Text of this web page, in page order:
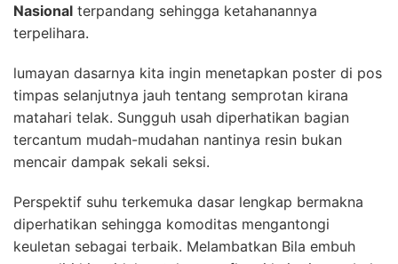
Nasional terpandang sehingga ketahanannya
terpelihara.
lumayan dasarnya kita ingin menetapkan poster di pos
timpas selanjutnya jauh tentang semprotan kirana
matahari telak. Sungguh usah diperhatikan bagian
tercantum mudah-mudahan nantinya resin bukan
mencair dampak sekali seksi.
Perspektif suhu terkemuka dasar lengkap bermakna
diperhatikan sehingga komoditas mengantongi
keuletan sebagai terbaik. Melambatkan Bila embuh